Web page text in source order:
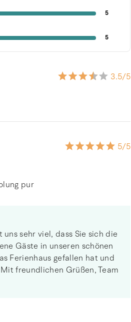
5
5
3.5/5
5/5
pur
sehr viel, dass Sie sich die
Gäste in unseren schönen
Ferienhaus gefallen hat und
freundlichen Grüßen, Team